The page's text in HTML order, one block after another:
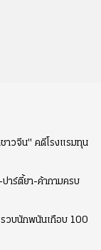
าวจีน" คดีโรงแรมทุน
าร์ตี้ยา-ค้ากามครบ
วบนักพนันเกือบ 100